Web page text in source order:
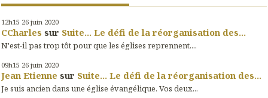
12h15 26 juin 2020
CCharles sur Suite... Le défi de la réorganisation des...
N'est-il pas trop tôt pour que les églises reprennent....
09h15 26 juin 2020
Jean Etienne sur Suite... Le défi de la réorganisation des...
Je suis ancien dans une église évangélique. Vos deux...